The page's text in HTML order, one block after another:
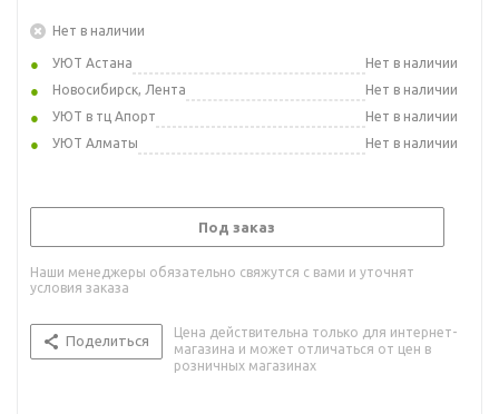
Нет в наличии
УЮТ Астана
Нет в наличии
Новосибирск, Лента
Нет в наличии
УЮТ в тц Апорт
Нет в наличии
УЮТ Алматы
Нет в наличии
Под заказ
Наши менеджеры обязательно свяжутся с вами и уточнят
условия заказа
Поделиться
Цена действительна только для интернет-
магазина и может отличаться от цен в
розничных магазинах